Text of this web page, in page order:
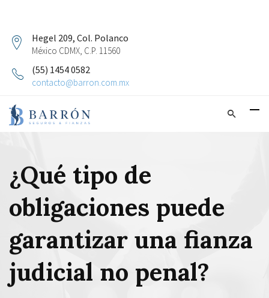
Hegel 209, Col. Polanco
México CDMX, C.P. 11560
(55) 1454 0582
contacto@barron.com.mx
¿Qué tipo de
obligaciones puede
garantizar una fianza
judicial no penal?